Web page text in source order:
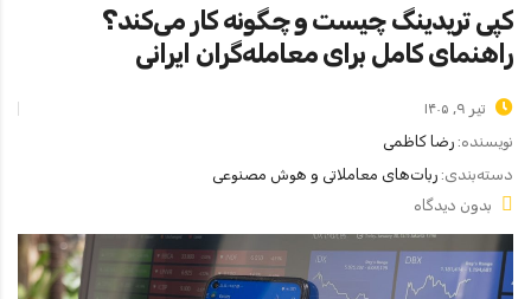
کپی تریدینگ چیست و چگونه کار می‌کند؟
راهنمای کامل برای معامله‌گران ایرانی
تیر ۹, ۱۴۰۵
نویسنده: رضا کاظمی
دسته‌بندی: ربات‌های معاملاتی و هوش مصنوعی
بدون دیدگاه